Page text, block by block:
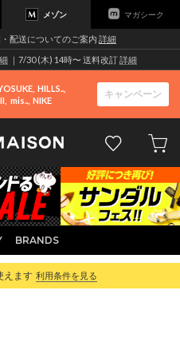
メゾン マガシーク
配送についてのご案内 詳細
｜7/30 (木) 14時〜 送料改訂詳細
HILLS..
mis.. NIKE
キャンペーン
BRANDS
えます 利用条件を見る